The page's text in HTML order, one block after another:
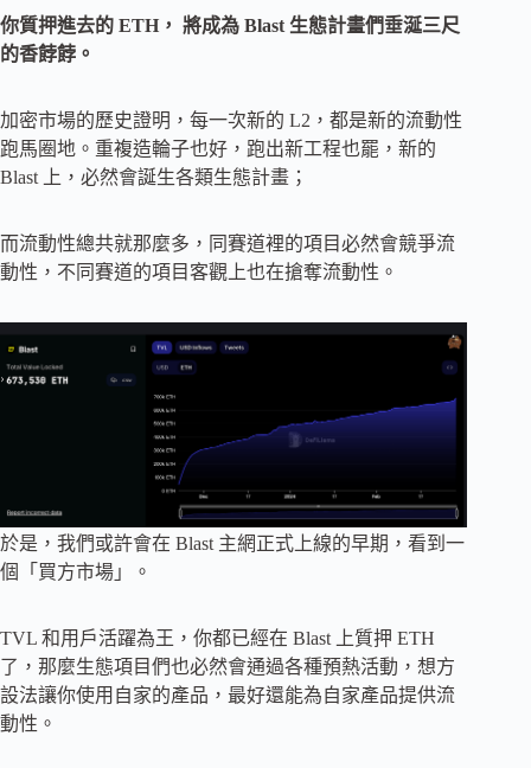
你質押進去的 ETH， 將成為 Blast 生態計畫們垂涎三尺
的香餑餑。
加密市場的歷史證明，每一次新的 L2，都是新的流動性
跑馬圈地。重複造輪子也好，跑出新工程也罷，新的
Blast 上，必然會誕生各類生態計畫；
而流動性總共就那麼多，同賽道裡的項目必然會競爭流
動性，不同賽道的項目客觀上也在搶奪流動性。
於是，我們或許會在 Blast 主網正式上線的早期，看到一
個「買方市場」。
TVL 和用戶活躍為王，你都已經在 Blast 上質押 ETH
了，那麼生態項目們也必然會通過各種預熱活動，想方
設法讓你使用自家的產品，最好還能為自家產品提供流
動性。